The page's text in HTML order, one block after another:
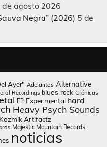
de agosto 2026
Negra” (2026) 5 de
Ayer" Adelantos Alternative
Recordings blues rock Crónicas
EP Experimental hard
Heavy Psych Sounds
Kozmik Artifactz
Majestic Mountain Records
noticias